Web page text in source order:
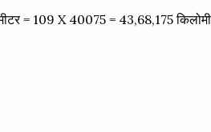
= 109 X 40075 = 43,68,175